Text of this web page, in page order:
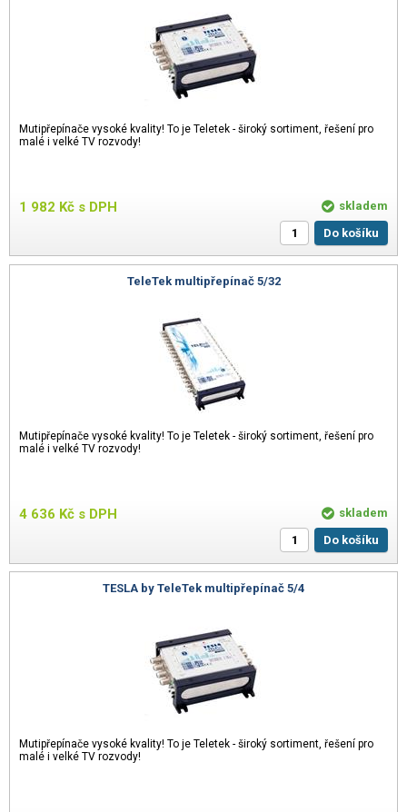
Mutipřepínače vysoké kvality! To je Teletek - široký sortiment, řešení pro
malé i velké TV rozvody!
1 982 Kč s DPH
skladem
Do košíku
TeleTek multipřepínač 5/32
Mutipřepínače vysoké kvality! To je Teletek - široký sortiment, řešení pro
malé i velké TV rozvody!
4 636 Kč s DPH
skladem
Do košíku
TESLA by TeleTek multipřepínač 5/4
Mutipřepínače vysoké kvality! To je Teletek - široký sortiment, řešení pro
malé i velké TV rozvody!